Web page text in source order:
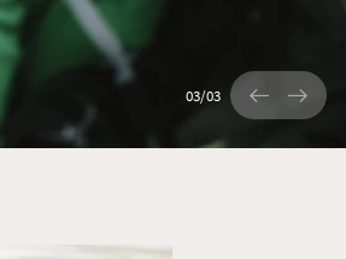
01/03